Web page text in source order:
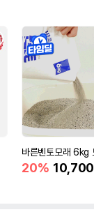
바른벤토모래 6kg
20% 10,700